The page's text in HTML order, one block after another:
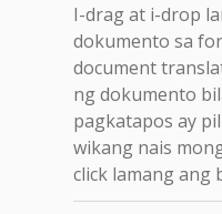
I-drag at i-drop
dokumento sa
document
ng dokumento
pagkatapos ay
wikang nais
click lamang ang